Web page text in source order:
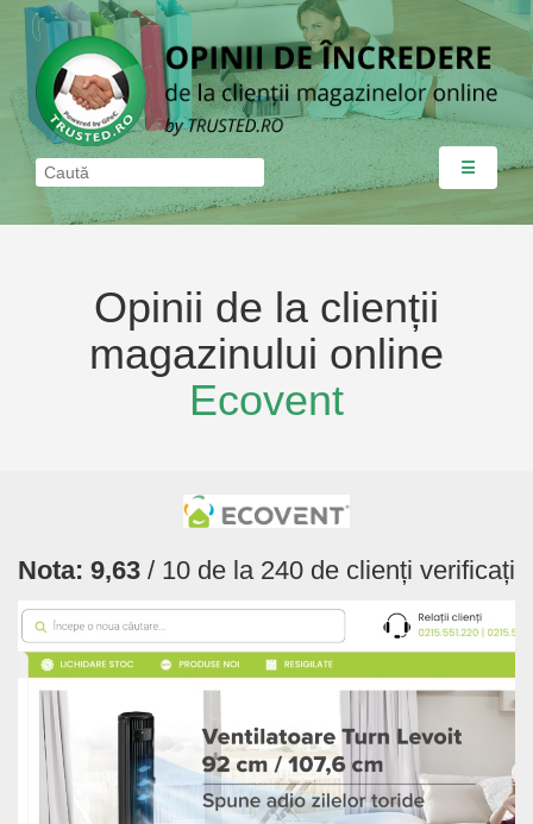
☰
Opinii de la clienții
magazinului online
Ecovent
Nota: 9,63 / 10 de la 240 de clienți verificați